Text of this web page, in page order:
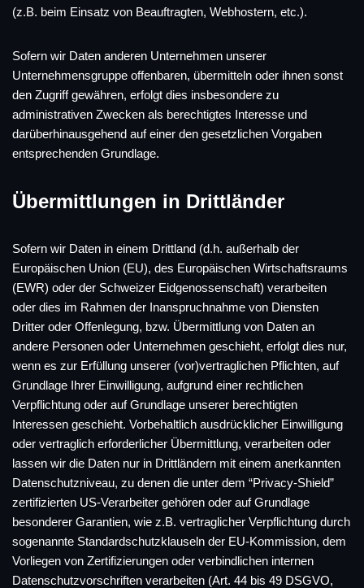
(z.B. beim Einsatz von Beauftragten, Webhostern, etc.).
Sofern wir Daten anderen Unternehmen unserer
Unternehmensgruppe offenbaren, übermitteln oder ihnen sonst
den Zugriff gewähren, erfolgt dies insbesondere zu
administrativen Zwecken als berechtigtes Interesse und
darüberhinausgehend auf einer den gesetzlichen Vorgaben
entsprechenden Grundlage.
Übermittlungen in Drittländer
Sofern wir Daten in einem Drittland (d.h. außerhalb der
Europäischen Union (EU), des Europäischen Wirtschaftsraums
(EWR) oder der Schweizer Eidgenossenschaft) verarbeiten
oder dies im Rahmen der Inanspruchnahme von Diensten
Dritter oder Offenlegung, bzw. Übermittlung von Daten an
andere Personen oder Unternehmen geschieht, erfolgt dies nur,
wenn es zur Erfüllung unserer (vor)vertraglichen Pflichten, auf
Grundlage Ihrer Einwilligung, aufgrund einer rechtlichen
Verpflichtung oder auf Grundlage unserer berechtigten
Interessen geschieht. Vorbehaltlich ausdrücklicher Einwilligung
oder vertraglich erforderlicher Übermittlung, verarbeiten oder
lassen wir die Daten nur in Drittländern mit einem anerkannten
Datenschutzniveau, zu denen die unter dem “Privacy-Shield”
zertifizierten US-Verarbeiter gehören oder auf Grundlage
besonderer Garantien, wie z.B. vertraglicher Verpflichtung durch
sogenannte Standardschutzklauseln der EU-Kommission, dem
Vorliegen von Zertifizierungen oder verbindlichen internen
Datenschutzvorschriften verarbeiten (Art. 44 bis 49 DSGVO,